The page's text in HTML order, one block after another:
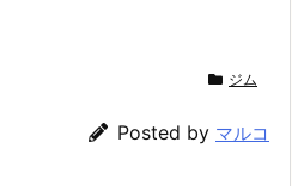
ジム
Posted by マルコ